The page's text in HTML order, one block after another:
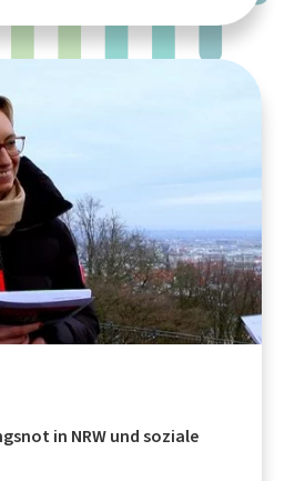
in NRW und soziale